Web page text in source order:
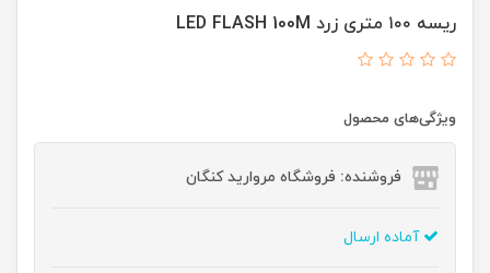
ریسه ۱۰۰ متری زرد LED FLASH 100M
ویژگی‌های محصول
فروشنده: فروشگاه مروارید کنگان
آماده ارسال